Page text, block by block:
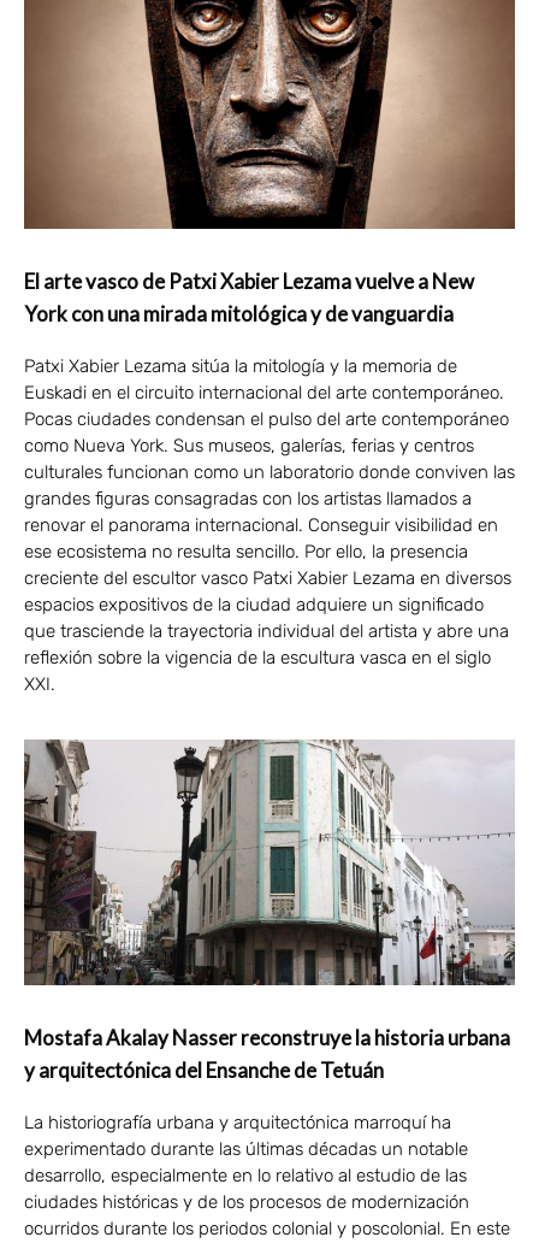
El arte vasco de Patxi Xabier Lezama vuelve a New
York con una mirada mitológica y de vanguardia
Patxi Xabier Lezama sitúa la mitología y la memoria de
Euskadi en el circuito internacional del arte contemporáneo.
Pocas ciudades condensan el pulso del arte contemporáneo
como Nueva York. Sus museos, galerías, ferias y centros
culturales funcionan como un laboratorio donde conviven las
grandes figuras consagradas con los artistas llamados a
renovar el panorama internacional. Conseguir visibilidad en
ese ecosistema no resulta sencillo. Por ello, la presencia
creciente del escultor vasco Patxi Xabier Lezama en diversos
espacios expositivos de la ciudad adquiere un significado
que trasciende la trayectoria individual del artista y abre una
reflexión sobre la vigencia de la escultura vasca en el siglo
XXI.
Mostafa Akalay Nasser reconstruye la historia urbana
y arquitectónica del Ensanche de Tetuán
La historiografía urbana y arquitectónica marroquí ha
experimentado durante las últimas décadas un notable
desarrollo, especialmente en lo relativo al estudio de las
ciudades históricas y de los procesos de modernización
ocurridos durante los periodos colonial y poscolonial. En este